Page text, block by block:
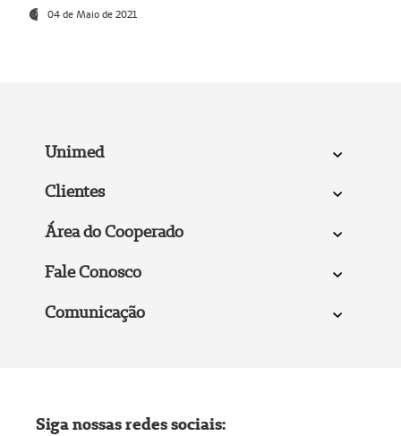
04 de Maio de 2021
Unimed
Clientes
Área do Cooperado
Fale Conosco
Comunicação
Siga nossas redes sociais: